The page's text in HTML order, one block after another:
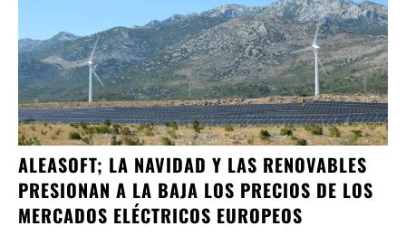
ALEASOFT; LA NAVIDAD Y LAS RENOVABLES
PRESIONAN A LA BAJA LOS PRECIOS DE LOS
MERCADOS ELÉCTRICOS EUROPEOS